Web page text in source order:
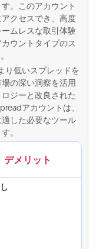
。このアカウント
クセスでき、高度
ムレスな取引体験
ウントタイプのス
り低いスプレッドを
の深い洞察を活用
ジーと改良された
アカウントは、
した必要なツール
。
デメリット